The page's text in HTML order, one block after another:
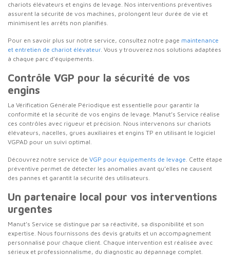
chariots élévateurs et engins de levage. Nos interventions préventives
assurent la sécurité de vos machines, prolongent leur durée de vie et
minimisent les arrêts non planifiés.
Pour en savoir plus sur notre service, consultez notre page maintenance
et entretien de chariot élévateur. Vous y trouverez nos solutions adaptées
à chaque parc d’équipements.
Contrôle VGP pour la sécurité de vos
engins
La Vérification Générale Périodique est essentielle pour garantir la
conformité et la sécurité de vos engins de levage. Manut’s Service réalise
ces contrôles avec rigueur et précision. Nous intervenons sur chariots
élévateurs, nacelles, grues auxiliaires et engins TP en utilisant le logiciel
VGPAD pour un suivi optimal.
Découvrez notre service de VGP pour équipements de levage. Cette étape
préventive permet de détecter les anomalies avant qu’elles ne causent
des pannes et garantit la sécurité des utilisateurs.
Un partenaire local pour vos interventions
urgentes
Manut’s Service se distingue par sa réactivité, sa disponibilité et son
expertise. Nous fournissons des devis gratuits et un accompagnement
personnalisé pour chaque client. Chaque intervention est réalisée avec
sérieux et professionnalisme, du diagnostic au dépannage complet.